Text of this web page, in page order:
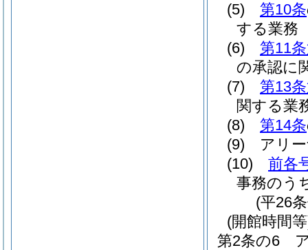
(5)
第10条
する業務
(6)
第11
の承認に
(7)
第13
関する業
(8)
第14条
(9)
アリ
(10)
前各
事務のう
(平26
(開館時間
第2条の6